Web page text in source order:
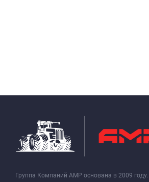
Группа Компаний АМР основана в 2009